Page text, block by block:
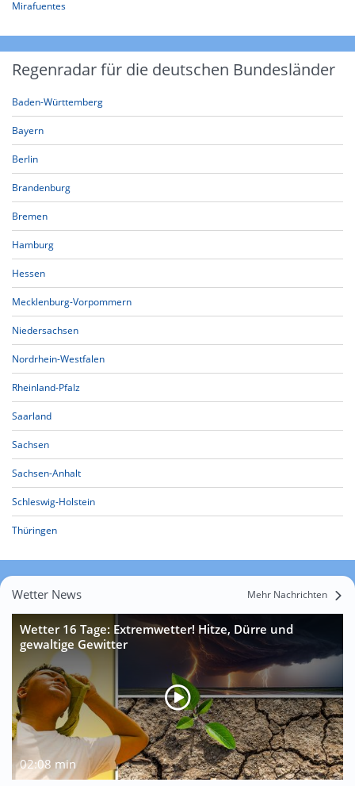
Mirafuentes
Regenradar für die deutschen Bundesländer
Baden-Württemberg
Bayern
Berlin
Brandenburg
Bremen
Hamburg
Hessen
Mecklenburg-Vorpommern
Niedersachsen
Nordrhein-Westfalen
Rheinland-Pfalz
Saarland
Sachsen
Sachsen-Anhalt
Schleswig-Holstein
Thüringen
Wetter News Mehr Nachrichten
Wetter 16 Tage: Extremwetter! Hitze, Dürre und
gewaltige Gewitter
02:08 min